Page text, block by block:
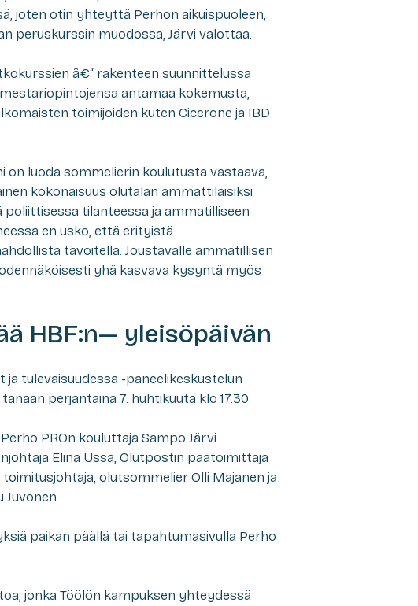
joten otin yhteyttä Perhon aikuispuoleen,
peruskurssin muodossa, Järvi valottaa.
â€“ rakenteen suunnittelussa
antamaa kokemusta,
toimijoiden kuten Cicerone ja IBD
luoda sommelierin koulutusta vastaava,
kokonaisuus olutalan ammattilaisiksi
poliittisessa tilanteessa ja ammatilliseen
en usko, että erityistä
tavoitella. Joustavalle ammatillisen
yhä kasvava kysyntä myös
HBF:n— yleisöpäivän
ja tulevaisuudessa -paneelikeskustelun
perjantaina 7. huhtikuuta klo 17.30.
PROn kouluttaja Sampo Järvi.
Elina Ussa, Olutpostin päätoimittaja
olutsommelier Olli Majanen ja
Juvonen.
paikan päällä tai tapahtumasivulla Perho
jonka Töölön kampuksen yhteydessä